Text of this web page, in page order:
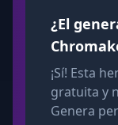
¿El
¡Sí! Esta
gratuita y
Genera